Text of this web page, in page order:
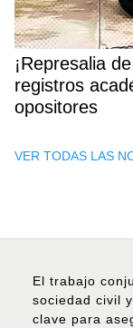
¡Represalia
registros
opositores
VER TODAS LAS
El trabajo
sociedad civil
clave para